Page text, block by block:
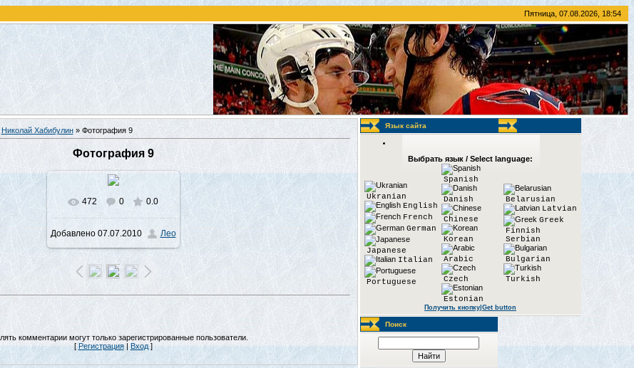
Пятница, 07.08.2026, 18:54
Николай Хабибулин» Фотография 9
Фотография 9
В реальном размере
520x398/ 59.0Kb
472 0 0.0
Добавлено07.07.2010 Лео
комментарии могут только зарегистрированные пользователи.
[ Регистрация| Вход]
Язык сайта
Выбрать язык / Select language:
Ukranian
English
French
German
Japanese
Italian
Portuguese
Spanish
Danish
Chinese
Korean
Arabic
Czech
Estonian
Belarusian
Latvian
Greek
Finnish
Serbian
Bulgarian
Turkish
Получить кнопку|Get button
Поиск